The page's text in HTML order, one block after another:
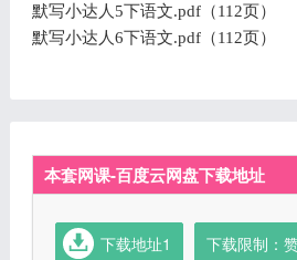
默写小达人5下语文.pdf（112页）
默写小达人6下语文.pdf（112页）
本套网课-百度云网盘下载地址
下载地址1 下载限制：